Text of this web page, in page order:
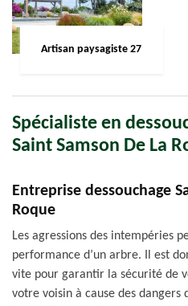
Artisan paysagiste 27
Spécialiste en
Saint Samson De La
Entreprise dessouchage
Roque
Les agressions des intempéries
performance d’un arbre. Il est
vite pour garantir la sécurité de
votre voisin à cause des